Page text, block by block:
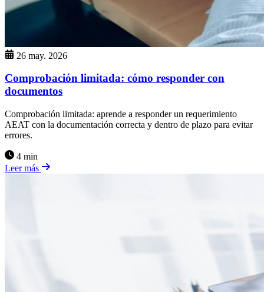
26 may. 2026
Comprobación limitada: cómo responder con
documentos
Comprobación limitada: aprende a responder un requerimiento
AEAT con la documentación correcta y dentro de plazo para evitar
errores.
4 min
Leer más